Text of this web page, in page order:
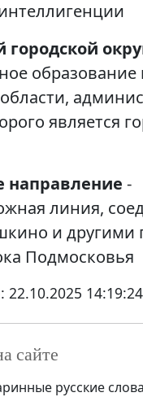
образование
является
направление -
линия,
и другими
Подмосковья
22.10.2025 14:19:24
сайте
русские слова